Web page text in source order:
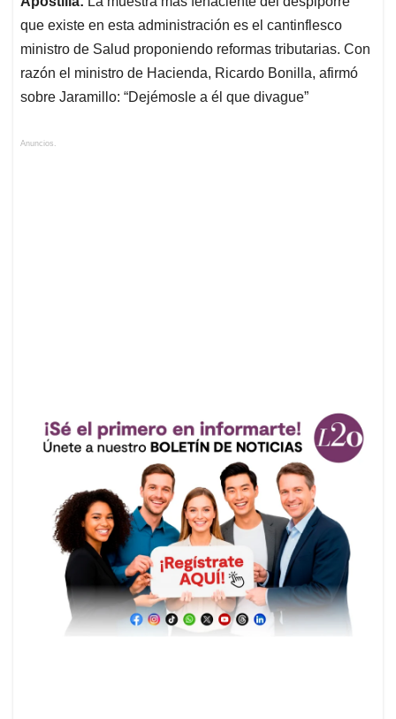
que existe en esta administración es el cantinflesco
ministro de Salud proponiendo reformas tributarias. Con
razón el ministro de Hacienda, Ricardo Bonilla, afirmó
sobre Jaramillo: “Dejémosle a él que divague”
Anuncios.